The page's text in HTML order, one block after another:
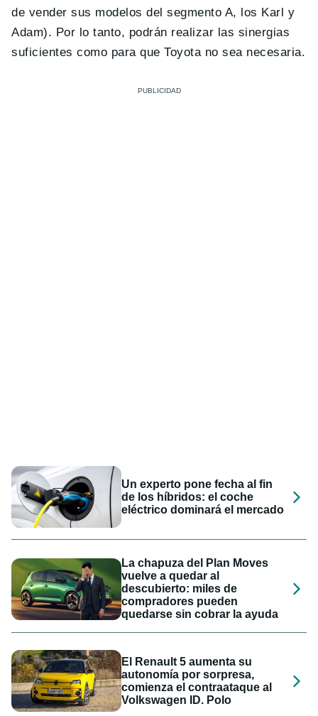
de vender sus modelos del segmento A, los Karl y
Adam). Por lo tanto, podrán realizar las sinergias
suficientes como para que Toyota no sea necesaria.
Un experto pone fecha al fin
de los híbridos: el coche
eléctrico dominará el mercado
La chapuza del Plan Moves
vuelve a quedar al
descubierto: miles de
compradores pueden
quedarse sin cobrar la ayuda
El Renault 5 aumenta su
autonomía por sorpresa,
comienza el contraataque al
Volkswagen ID. Polo